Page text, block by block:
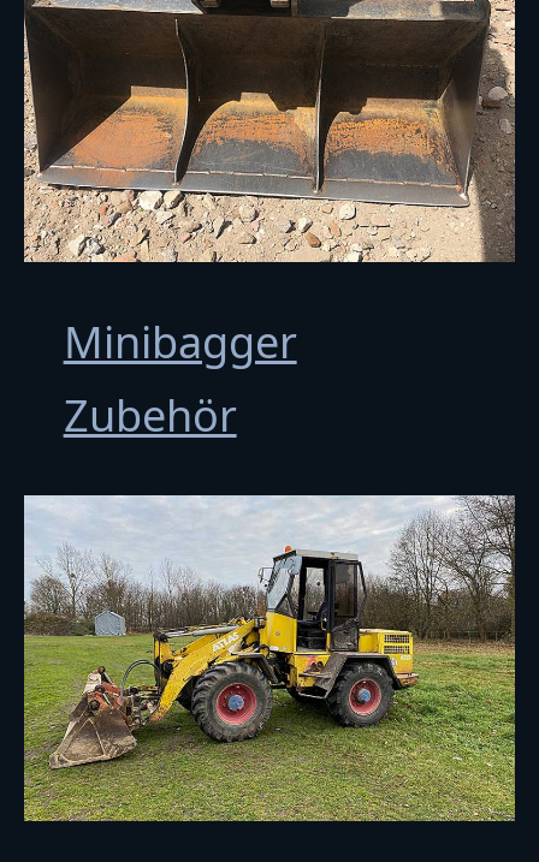
Minibagger
Zubehör